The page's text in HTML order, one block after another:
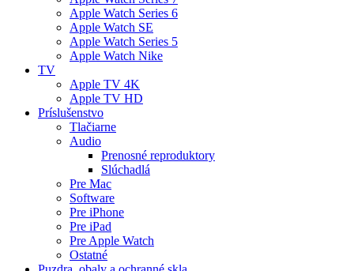
Apple Watch Series 6
Apple Watch SE
Apple Watch Series 5
Apple Watch Nike
TV
Apple TV 4K
Apple TV HD
Príslušenstvo
Tlačiarne
Audio
Prenosné reproduktory
Slúchadlá
Pre Mac
Software
Pre iPhone
Pre iPad
Pre Apple Watch
Ostatné